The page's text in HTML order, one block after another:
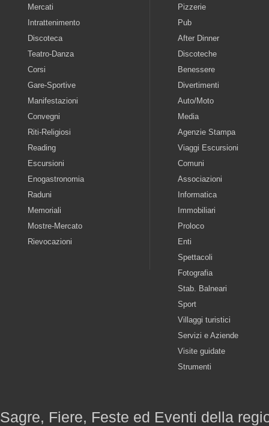
Mercati
Intrattenimento
Discoteca
Teatro-Danza
Corsi
Gare-Sportive
Manifestazioni
Convegni
Riti-Religiosi
Reading
Escursioni
Enogastronomia
Raduni
Memoriali
Mostre-Mercato
Rievocazioni
Pizzerie
Pub
After Dinner
Discoteche
Benessere
Divertimenti
Auto/Moto
Media
Agenzie Stampa
Viaggi Escursioni
Comuni
Associazioni
Informatica
Immobiliari
Proloco
Enti
Spettacoli
Fotografia
Stab. Balneari
Sport
Villaggi turistici
Servizi e Aziende
Visite guidate
Strumenti
Sagre, Fiere, Feste ed Eventi della